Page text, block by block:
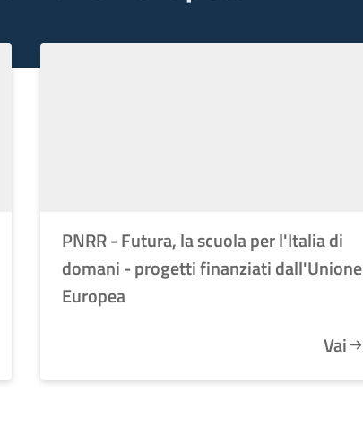
PNRR - Futura, la scuola per l'Italia di
domani - progetti finanziati dall'Unione
Europea
Vai